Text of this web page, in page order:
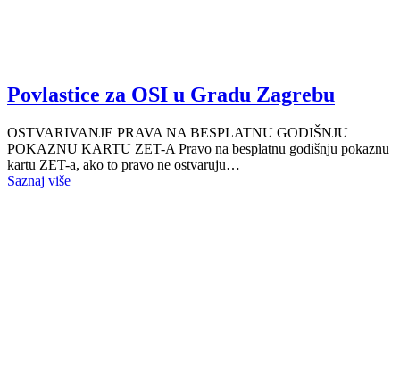
Povlastice za OSI u Gradu Zagrebu
OSTVARIVANJE PRAVA NA BESPLATNU GODIŠNJU
POKAZNU KARTU ZET-A Pravo na besplatnu godišnju pokaznu
kartu ZET-a, ako to pravo ne ostvaruju…
Saznaj više